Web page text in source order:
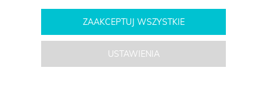
POKAŻ PEŁNĄ WERSJĘ STRONY
© BabyBoutik. Wszelkie Prawa Zastrzeżone.Sklep internetowy Shoper.pl
ZAAKCEPTUJ WSZYSTKIE
USTAWIENIA